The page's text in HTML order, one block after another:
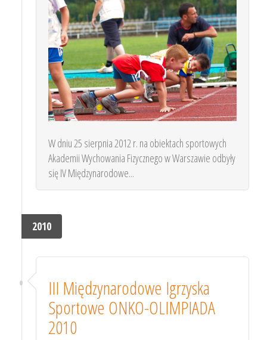
W dniu 25 sierpnia 2012 r. na obiektach sportowych
Akademii Wychowania Fizycznego w Warszawie odbyły
się IV Międzynarodowe...
2010
III Międzynarodowe Igrzyska
Sportowe ONKO-OLIMPIADA
2010